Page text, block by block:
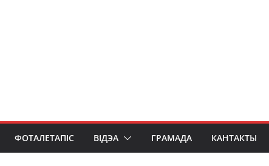
ФОТАЛЕТАПІС ВІДЭА ГРАМАДА КАНТАКТЫ